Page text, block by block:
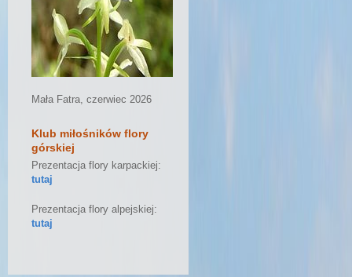
Mała Fatra, czerwiec 2026
Klub miłośników flory
górskiej
Prezentacja flory karpackiej:
tutaj
Prezentacja flory alpejskiej:
tutaj